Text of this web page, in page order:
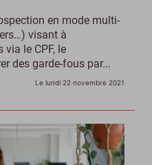
en mode multi-
visant à
le CPF, le
des garde-fous par...
Le lundi 22 novembre 2021